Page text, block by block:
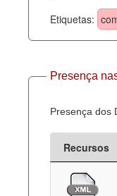
Etiquetas:
Presença
Presença dos
Recursos